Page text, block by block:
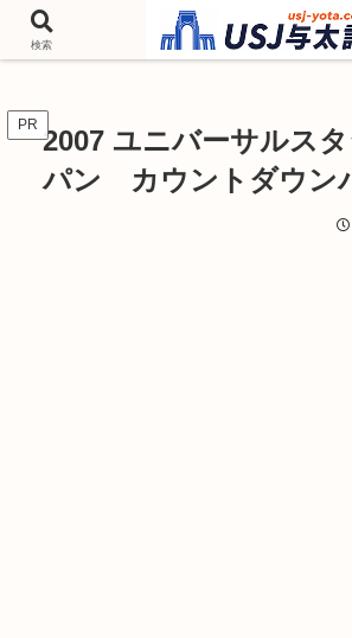
チケットやシーズンイベント ニンテンドーワール
バを歩いて情報収集してい
PR 2007 ユニバーサルス
パン カウントダウン
検索